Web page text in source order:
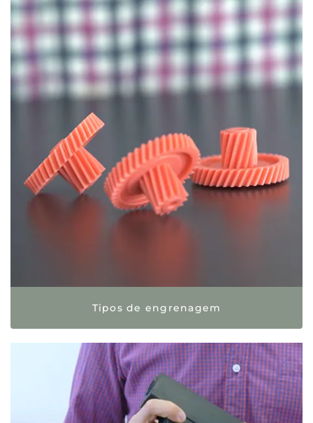
Tipos de engrenagem